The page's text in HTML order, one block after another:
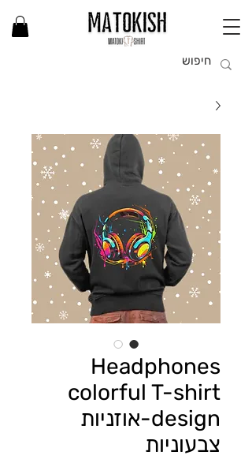
Headphones
colorful T-shirt
design-אוזניות
צבעוניות